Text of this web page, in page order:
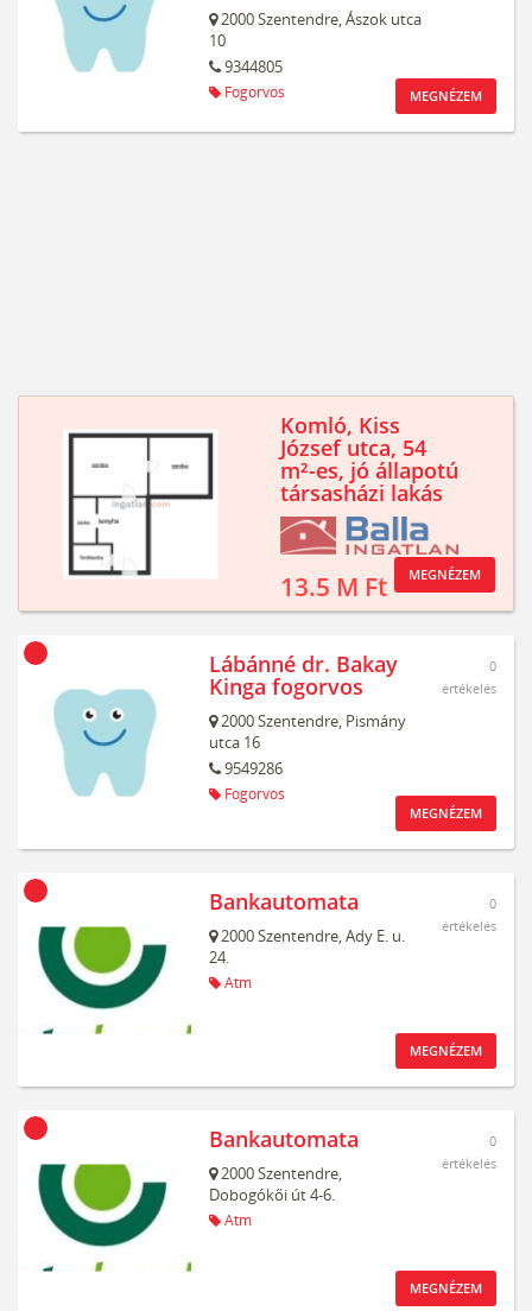
2000Szentendre,Ászok utca
10
9344805
Fogorvos MEGNÉZEM
Komló, Kiss
József utca, 54
m²-es, jó állapotú
társasházi lakás
13.5 M Ft MEGNÉZEM
Lábánné dr. Bakay
Kinga fogorvos
2000Szentendre, Pismány
utca 16
9549286
Fogorvos
0
értékelés
MEGNÉZEM
Bankautomata
2000Szentendre,Ady E. u.
24.
Atm
0
értékelés
MEGNÉZEM
Bankautomata
2000Szentendre,
Dobogókői út 4-6.
Atm
0
értékelés
MEGNÉZEM